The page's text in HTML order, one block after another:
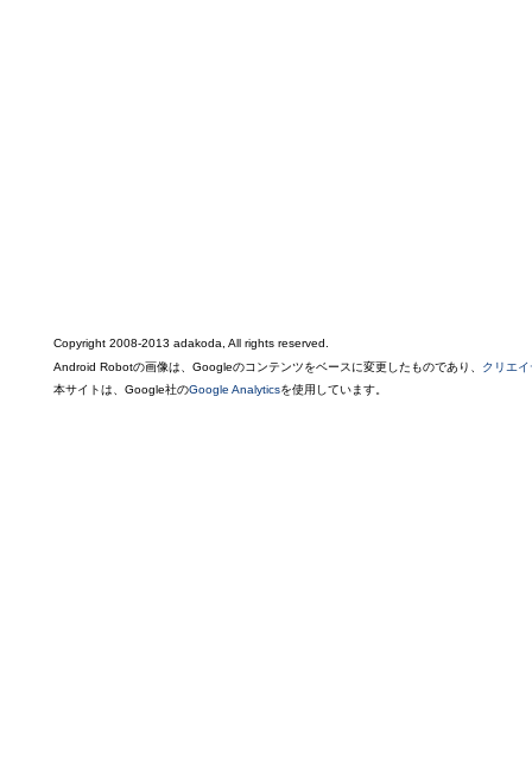
Copyright 2008-2013 adakoda, All rights reserved.
Android Robotの画像は、Googleのコンテンツをベースに変更したものであり、 クリエ
本サイトは、Google社のGoogle Analyticsを使用しています。